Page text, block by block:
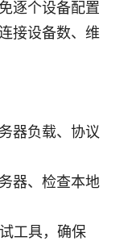
逐个设备配置
接设备数、维
器负载、协议
器、检查本地
工具，确保